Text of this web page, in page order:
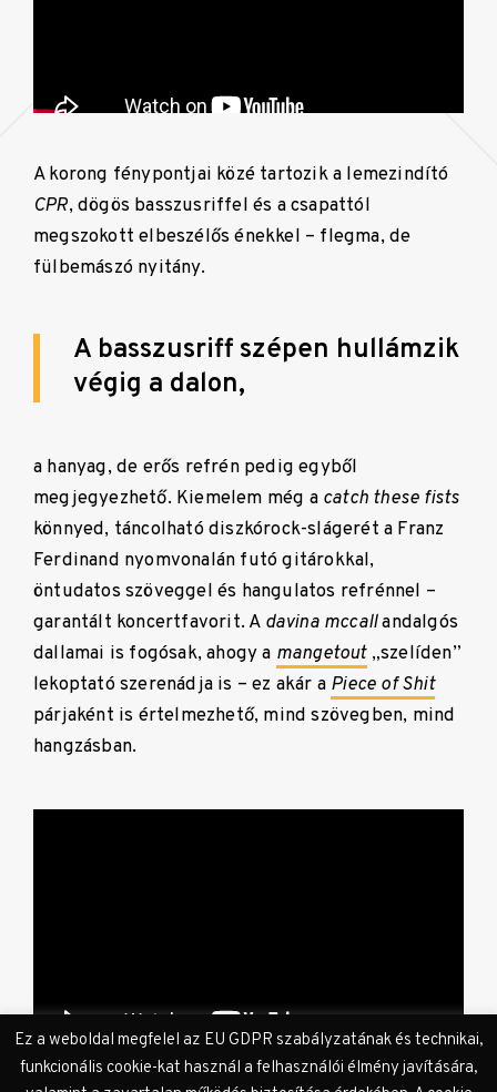
A korong fénypontjai közé tartozik a lemezindító
CPR, dögös basszusriffel és a csapattól
megszokott elbeszélős énekkel – flegma, de
fülbemászó nyitány.
A basszusriff szépen hullámzik
végig a dalon,
a hanyag, de erős refrén pedig egyből
megjegyezhető. Kiemelem még a catch these fists
könnyed, táncolható diszkórock-slágerét a Franz
Ferdinand nyomvonalán futó gitárokkal,
öntudatos szöveggel és hangulatos refrénnel –
garantált koncertfavorit. A davina mccallandalgós
dallamai is fogósak, ahogy a mangetout „szelíden”
lekoptató szerenádja is – ez akár a Piece of Shit
párjaként is értelmezhető, mind szövegben, mind
hangzásban.
Ez a weboldal megfelel az EU GDPR szabályzatának és technikai,
funkcionális cookie-kat használ a felhasználói élmény javítására,